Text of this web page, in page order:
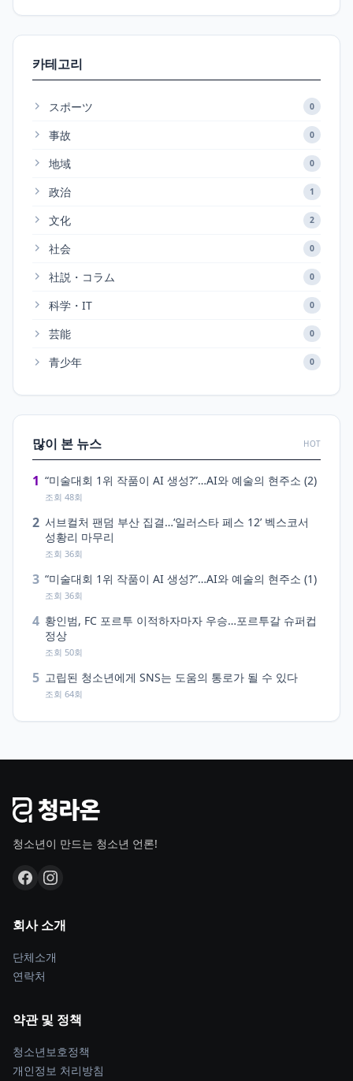
카테고리
スポーツ 0
事故 0
地域 0
政治 1
文化 2
社会 0
社説・コラム 0
科学・IT 0
芸能 0
青少年 0
많이 본 뉴스 HOT
1 “미술대회 1위 작품이 AI 생성?”…AI와 예술의 현주소 (2)
조회 48회
2 서브컬처 팬덤 부산 집결…‘일러스타 페스 12’ 벡스코서
성황리 마무리
조회 36회
3 “미술대회 1위 작품이 AI 생성?”…AI와 예술의 현주소 (1)
조회 36회
4 황인범, FC 포르투 이적하자마자 우승…포르투갈 슈퍼컵
정상
조회 50회
5 고립된 청소년에게 SNS는 도움의 통로가 될 수 있다
조회 64회
청소년이 만드는 청소년 언론!
회사 소개
단체소개
연락처
약관 및 정책
청소년보호정책
개인정보 처리방침